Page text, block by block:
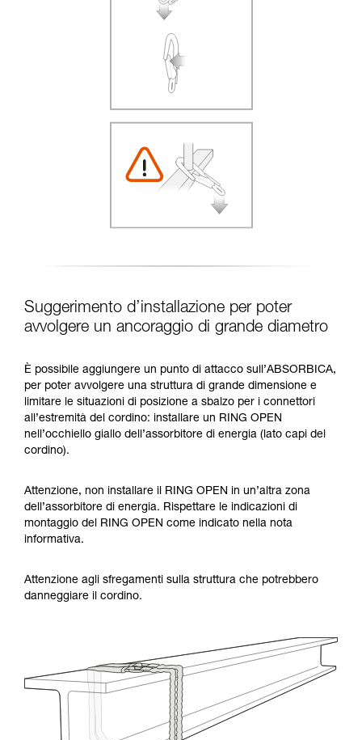
Suggerimento d’installazione per poter
avvolgere un ancoraggio di grande diametro
È possibile aggiungere un punto di attacco sull’ABSORBICA,
per poter avvolgere una struttura di grande dimensione e
limitare le situazioni di posizione a sbalzo per i connettori
all’estremità del cordino: installare un RING OPEN
nell’occhiello giallo dell’assorbitore di energia (lato capi del
cordino).
Attenzione, non installare il RING OPEN in un’altra zona
dell’assorbitore di energia. Rispettare le indicazioni di
montaggio del RING OPEN come indicato nella nota
informativa.
Attenzione agli sfregamenti sulla struttura che potrebbero
danneggiare il cordino.